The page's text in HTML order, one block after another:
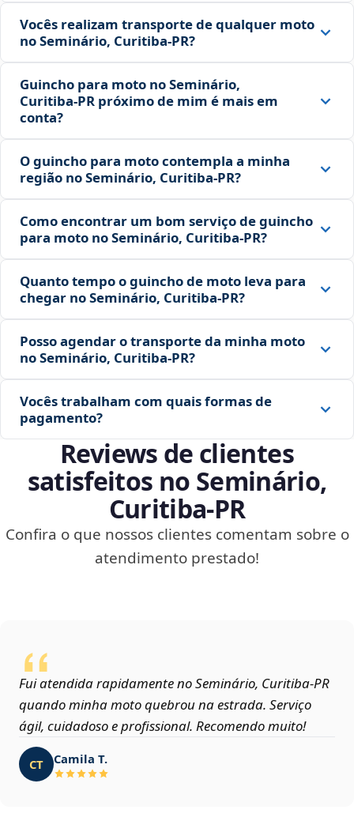
Vocês realizam transporte de qualquer moto
no Seminário, Curitiba‑PR?
Guincho para moto no Seminário,
Curitiba‑PR próximo de mim é mais em
conta?
O guincho para moto contempla a minha
região no Seminário, Curitiba‑PR?
Como encontrar um bom serviço de guincho
para moto no Seminário, Curitiba‑PR?
Quanto tempo o guincho de moto leva para
chegar no Seminário, Curitiba‑PR?
Posso agendar o transporte da minha moto
no Seminário, Curitiba‑PR?
Vocês trabalham com quais formas de
pagamento?
Reviews de clientes
satisfeitos no Seminário,
Curitiba‑PR
Confira o que nossos clientes comentam sobre o
atendimento prestado!
Fui atendida rapidamente no Seminário, Curitiba‑PR
quando minha moto quebrou na estrada. Serviço
ágil, cuidadoso e profissional. Recomendo muito!
CT Camila T.